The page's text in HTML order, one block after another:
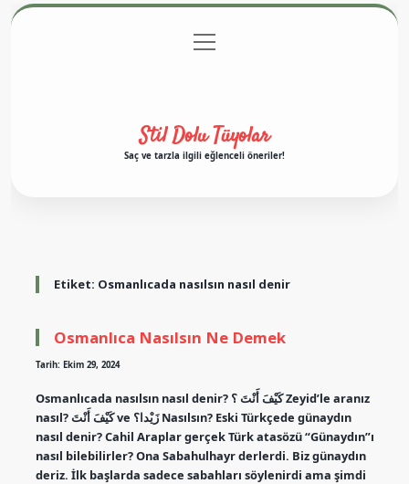
Gizlilik Politikası
menüyü
aç
Stil Dolu Tüyolar
Saç ve tarzla ilgili eğlenceli öneriler!
Etiket: Osmanlıcada nasılsın nasıl denir
Osmanlıca Nasılsın Ne Demek
Tarih: Ekim 29, 2024
Osmanlıcada nasılsın nasıl denir? كَيْفَ أَنْتَ ؟ Zeyid’le aranız
nasıl? كَيْفَ أَنْتَ ve زَيْدا؟ Nasılsın? Eski Türkçede günaydın
nasıl denir? Cahil Araplar gerçek Türk atasözü “Günaydın”ı
nasıl bilebilirler? Ona Sabahulhayr derlerdi. Biz günaydın
deriz. İlk başlarda sadece sabahları söylenirdi ama şimdi